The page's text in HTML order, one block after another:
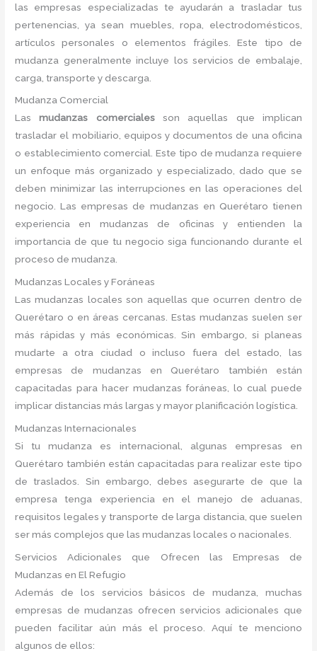
las empresas especializadas te ayudarán a trasladar tus
pertenencias, ya sean muebles, ropa, electrodomésticos,
artículos personales o elementos frágiles. Este tipo de
mudanza generalmente incluye los servicios de embalaje,
carga, transporte y descarga.
Mudanza Comercial
Lasmudanzas comercialesson aquellas que implican
trasladar el mobiliario, equipos y documentos de una oficina
o establecimiento comercial. Este tipo de mudanza requiere
un enfoque más organizado y especializado, dado que se
deben minimizar las interrupciones en las operaciones del
negocio. Las empresas de mudanzas en Querétaro tienen
experiencia en mudanzas de oficinas y entienden la
importancia de que tu negocio siga funcionando durante el
proceso de mudanza.
Mudanzas Locales y Foráneas
Las mudanzas locales son aquellas que ocurren dentro de
Querétaro o en áreas cercanas. Estas mudanzas suelen ser
más rápidas y más económicas. Sin embargo, si planeas
mudarte a otra ciudad o incluso fuera del estado, las
empresas de mudanzas en Querétaro también están
capacitadas para hacer mudanzas foráneas, lo cual puede
implicar distancias más largas y mayor planificación logística.
Mudanzas Internacionales
Si tu mudanza es internacional, algunas empresas en
Querétaro también están capacitadas para realizar este tipo
de traslados. Sin embargo, debes asegurarte de que la
empresa tenga experiencia en el manejo de aduanas,
requisitos legales y transporte de larga distancia, que suelen
ser más complejos que las mudanzas locales o nacionales.
Servicios Adicionales que Ofrecen las Empresas de
Mudanzas en El Refugio
Además de los servicios básicos de mudanza, muchas
empresas de mudanzas ofrecen servicios adicionales que
pueden facilitar aún más el proceso. Aquí te menciono
algunos de ellos: